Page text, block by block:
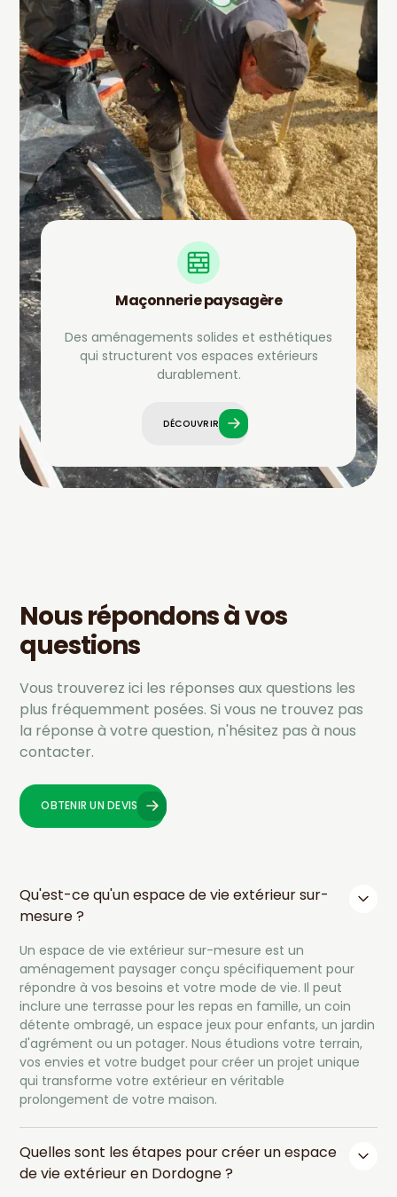
Maçonnerie paysagère
Des aménagements solides et esthétiques
qui structurent vos espaces extérieurs
durablement.
DÉCOUVRIR
Nous répondons à vos
questions
Vous trouverez ici les réponses aux questions les
plus fréquemment posées. Si vous ne trouvez pas
la réponse à votre question, n'hésitez pas à nous
contacter.
OBTENIR UN DEVIS
OBTENIR UN DEVIS
Qu'est-ce qu'un espace de vie extérieur sur-
mesure ?
Un espace de vie extérieur sur-mesure est un
aménagement paysager conçu spécifiquement pour
répondre à vos besoins et votre mode de vie. Il peut
inclure une terrasse pour les repas en famille, un coin
détente ombragé, un espace jeux pour enfants, un jardin
d'agrément ou un potager. Nous étudions votre terrain,
vos envies et votre budget pour créer un projet unique
qui transforme votre extérieur en véritable
prolongement de votre maison.
Quelles sont les étapes pour créer un espace
de vie extérieur en Dordogne ?